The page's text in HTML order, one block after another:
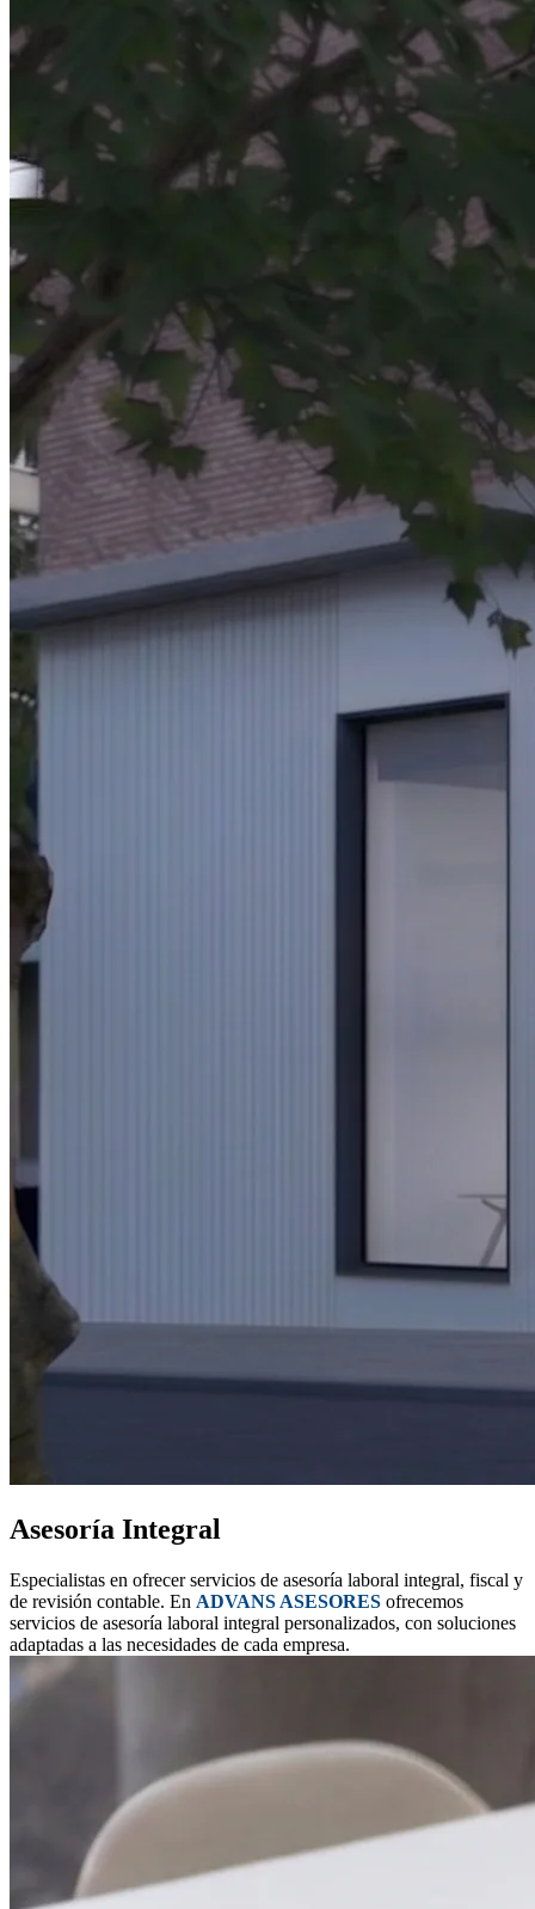
Asesoría Integral
Especialistas en ofrecer servicios de asesoría laboral integral, fiscal y
de revisión contable. En ADVANS ASESORES ofrecemos
servicios de asesoría laboral integral personalizados, con soluciones
adaptadas a las necesidades de cada empresa.